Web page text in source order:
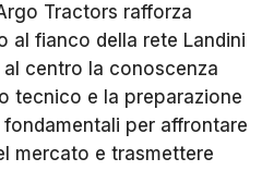
Tractors rafforza
al fianco della rete Landini
centro la conoscenza
tecnico e la preparazione
per affrontare
mercato e trasmettere